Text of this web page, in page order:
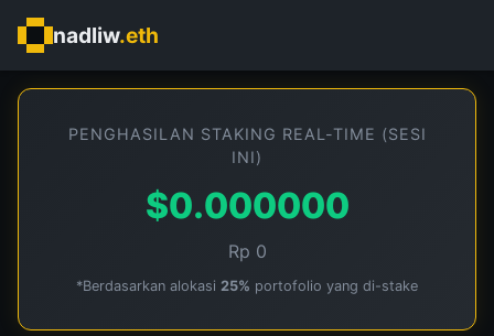
nadliw.eth
PENGHASILAN STAKING REAL-TIME (SESI
INI)
$0.000000
Rp 0
*Berdasarkan alokasi 25% portofolio yang di-stake